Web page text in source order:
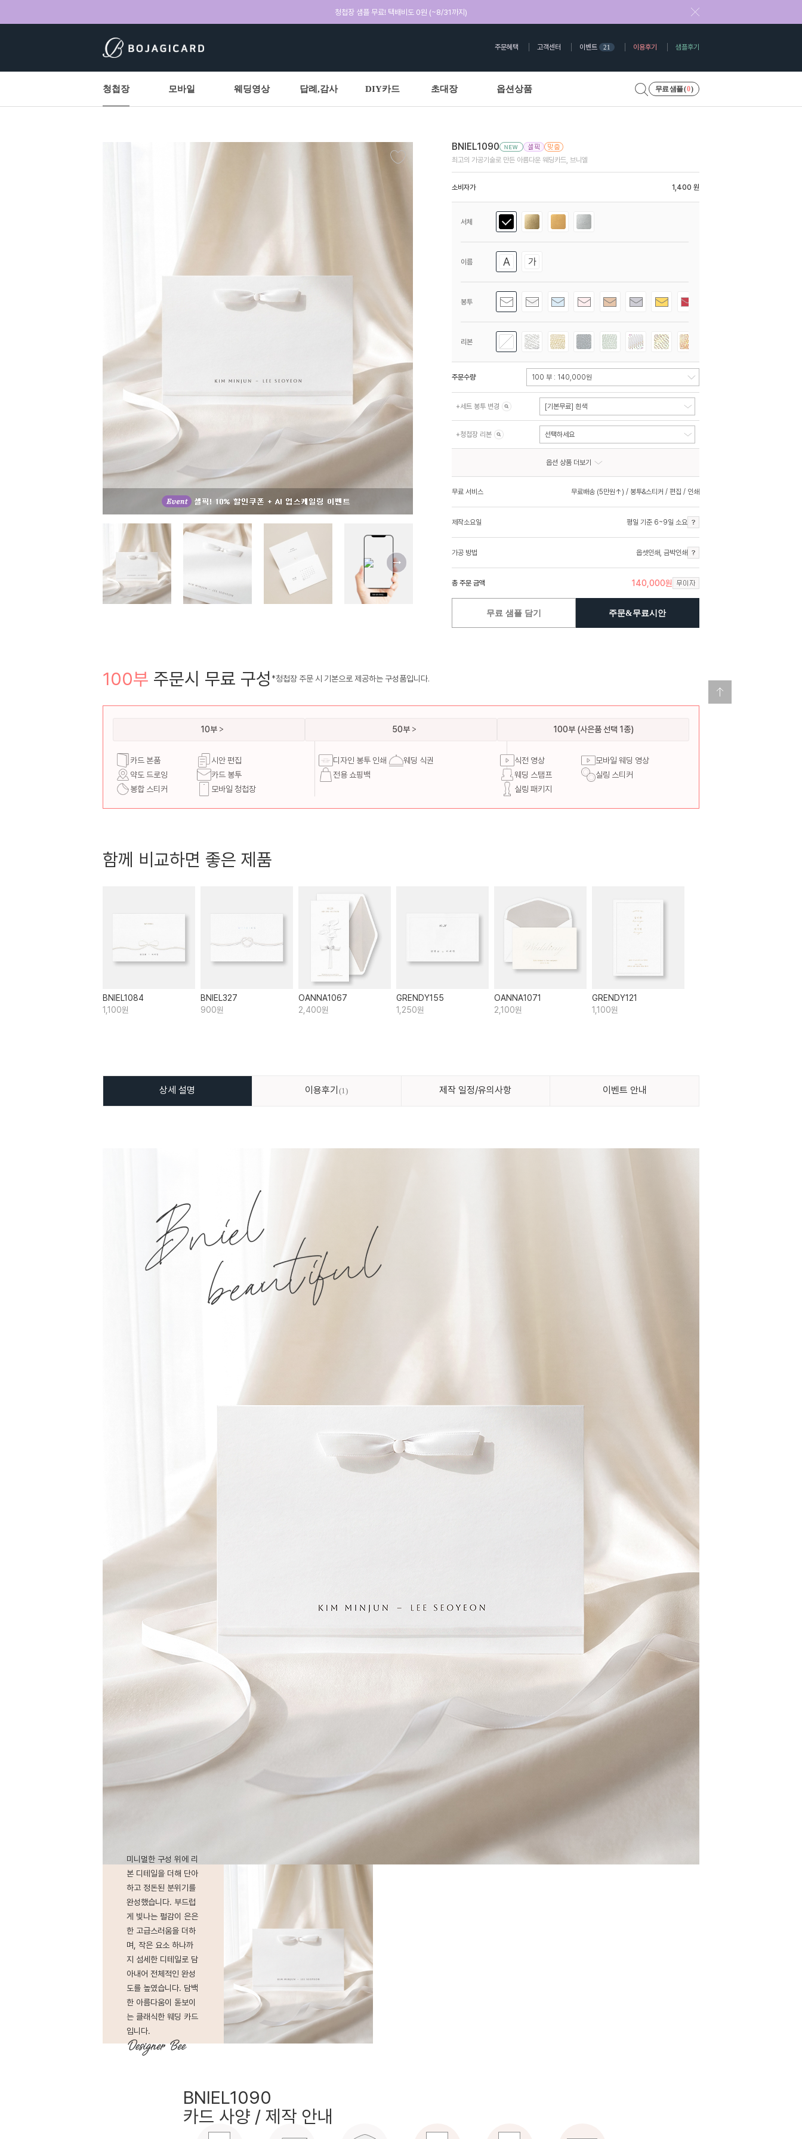
청첩장 샘플 무료! 택배비도 0원 (~8/31까지)
주문혜택 고객센터 이벤트 21 이용후기 샘플후기
청첩장 모바일 웨딩영상 답례,감사 DIY카드 초대장 옵션상품 무료 샘플 (0)
BNIEL1090
최고의 가공기술로 만든 아름다운 웨딩카드, 브니엘
소비자가 1,400 원
서체
이름
봉투
리본
주문수량
+세트 봉투 변경 [기본무료] 흰색
+청첩장 리본 선택하세요
옵션 상품 더보기
무료 서비스 무료배송 (5만원↑) / 봉투&스티커 / 편집 / 인쇄
제작소요일 평일 기준 6~9일 소요
가공 방법 옵셋인쇄, 금박인쇄
총 주문 금액 140,000원
무료 샘플 담기 주문&무료시안
100부 주문시 무료 구성 *청첩장 주문 시 기본으로 제공하는 구성품입니다.
10부
카드 본품
시안 편집
약도 드로잉
카드 봉투
봉합 스티커
모바일 청첩장
50부
디자인 봉투 인쇄
웨딩 식권
전용 쇼핑백
100부 (사은품 선택 1종)
식전 영상
모바일 웨딩 영상
웨딩 스탬프
실링 스티커
실링 패키지
함께 비교하면 좋은 제품
BNIEL1084
1,100원
BNIEL327
900원
OANNA1067
2,400원
GRENDY155
1,250원
OANNA1071
2,100원
GRENDY121
1,100원
상세 설명 이용후기1 제작 일정/유의사항 이벤트 안내
미니멀한 구성 위에 리
본 디테일을 더해 단아
하고 정돈된 분위기를
완성했습니다. 부드럽
게 빛나는 펄감이 은은
한 고급스러움을 더하
며, 작은 요소 하나까
지 섬세한 디테일로 담
아내어 전체적인 완성
도를 높였습니다. 담백
한 아름다움이 돋보이
는 클래식한 웨딩 카드
입니다.
BNIEL1090
카드 사양 / 제작 안내